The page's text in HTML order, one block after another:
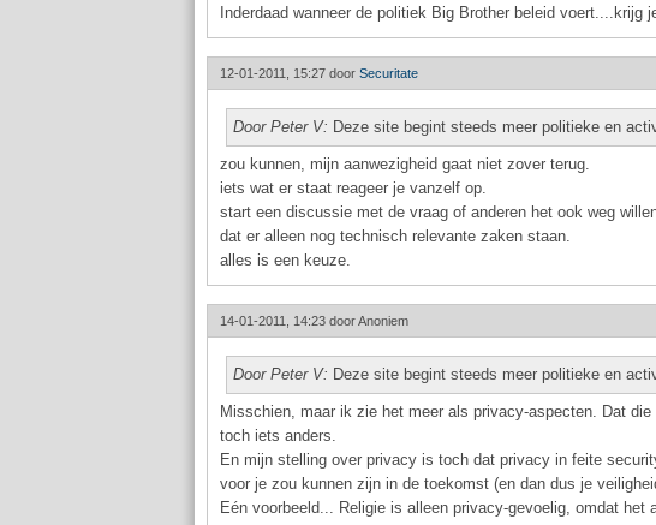
Inderdaad wanneer de politiek Big Brother beleid voert....krijg
12-01-2011, 15:27 door Securitate
Door Peter V: Deze site begint steeds meer politieke en
zou kunnen, mijn aanwezigheid gaat niet zover terug.
iets wat er staat reageer je vanzelf op.
start een discussie met de vraag of anderen het ook weg
dat er alleen nog technisch relevante zaken staan.
alles is een keuze.
14-01-2011, 14:23 doorAnoniem
Door Peter V: Deze site begint steeds meer politieke en
Misschien, maar ik zie het meer als privacy-aspecten. Dat
toch iets anders.
En mijn stelling over privacy is toch dat privacy in feite
voor je zou kunnen zijn in de toekomst (en dan dus je
Eén voorbeeld... Religie is alleen privacy-gevoelig, omdat